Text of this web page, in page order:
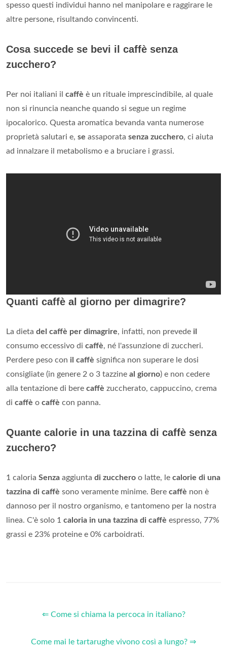
spesso questi individui hanno nel manipolare e raggirare le
altre persone, risultando convincenti.
Cosa succede se bevi il caffè senza
zucchero?
Per noi italiani il caffè è un rituale imprescindibile, al quale
non si rinuncia neanche quando si segue un regime
ipocalorico. Questa aromatica bevanda vanta numerose
proprietà salutari e, se assaporata senza zucchero, ci aiuta
ad innalzare il metabolismo e a bruciare i grassi.
Quanti caffè al giorno per dimagrire?
La dieta del caffè per dimagrire, infatti, non prevede il
consumo eccessivo di caffè, né l'assunzione di zuccheri.
Perdere peso con il caffè significa non superare le dosi
consigliate (in genere 2 o 3 tazzine al giorno) e non cedere
alla tentazione di bere caffè zuccherato, cappuccino, crema
di caffè o caffè con panna.
Quante calorie in una tazzina di caffè senza
zucchero?
1 caloria Senza aggiunta di zucchero o latte, le calorie di una
tazzina di caffè sono veramente minime. Bere caffè non è
dannoso per il nostro organismo, e tantomeno per la nostra
linea. C'è solo 1 caloria in una tazzina di caffè espresso, 77%
grassi e 23% proteine e 0% carboidrati.
⇐ Come si chiama la percoca in italiano?
Come mai le tartarughe vivono così a lungo? ⇒